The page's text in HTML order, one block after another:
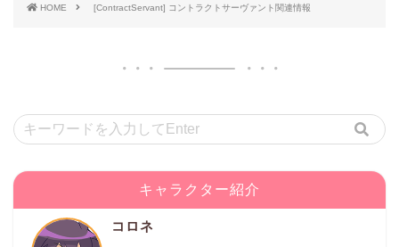
HOME [ContractServant] コントラクトサーヴァント関連情報
キャラクター紹介
コロネ